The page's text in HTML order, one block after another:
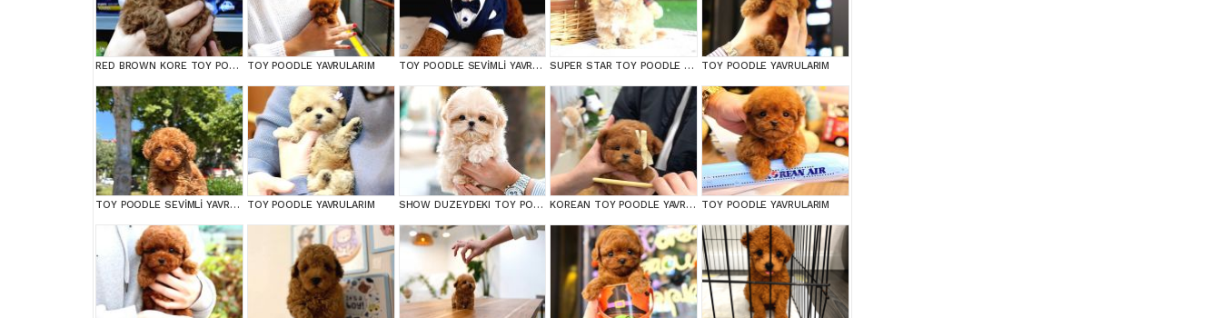
RED BROWN KORE TOY POODEL BEBEKLERİMİZ BAKIRKÖY TOY POODLE YAVRULARIM TOY POODLE SEVİMLİ YAVRULAR EV ÜRETİMİ SUPER STAR TOY POODLE YAVRULARIM TOY POODLE YAVRULARIM
TOY POODLE SEVİMLİ YAVRULAR EV ÜRETİMİ TOY POODLE YAVRULARIM SHOW DUZEYDEKI TOY POODLE BEBEKLERIM KOREAN TOY POODLE YAVRULARIM TOY POODLE YAVRULARIM